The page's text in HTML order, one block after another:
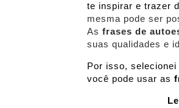
te inspirar e trazer
mesma pode ser
As frases de
suas qualidades e
Por isso,
você pode usar as